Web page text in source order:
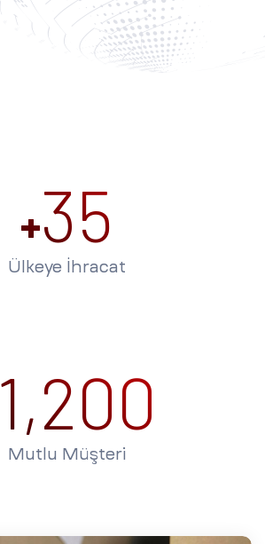
+35
Ülkeye İhracat
1,200
Mutlu Müşteri